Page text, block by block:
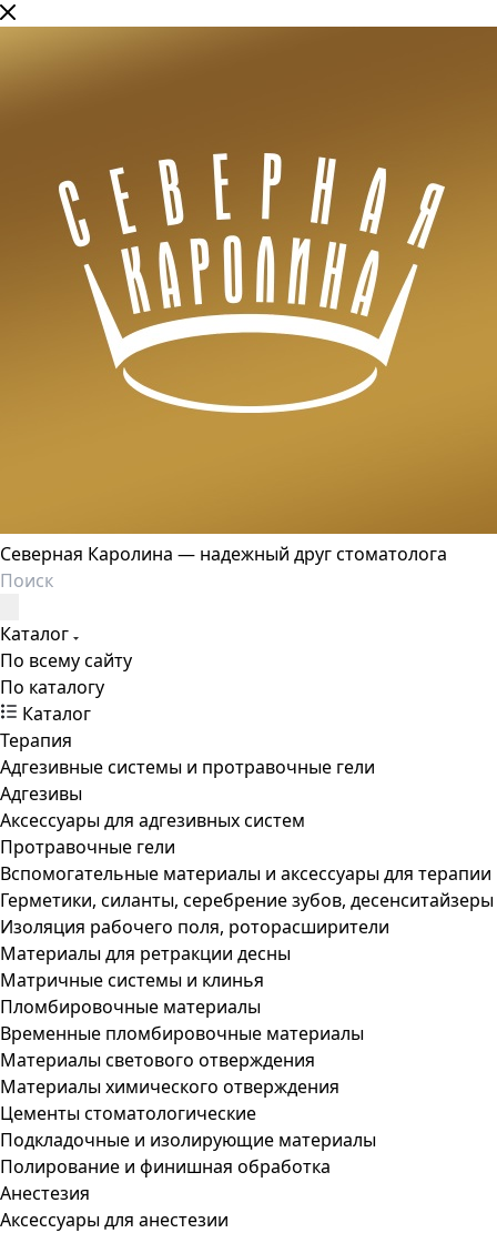
Северная Каролина — надежный друг стоматолога
Каталог
По всему сайту
По каталогу
Каталог
Терапия
Адгезивные системы и протравочные гели
Адгезивы
Аксессуары для адгезивных систем
Протравочные гели
Вспомогательные материалы и аксессуары для терапии
Герметики, силанты, серебрение зубов, десенситайзеры
Изоляция рабочего поля, роторасширители
Материалы для ретракции десны
Матричные системы и клинья
Пломбировочные материалы
Временные пломбировочные материалы
Материалы светового отверждения
Материалы химического отверждения
Цементы стоматологические
Подкладочные и изолирующие материалы
Полирование и финишная обработка
Анестезия
Аксессуары для анестезии